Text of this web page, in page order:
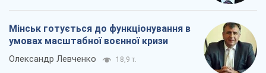
Мінськ готується до функціонування в
умовах масштабної воєнної кризи
Олександр Левченко 18,9 т.